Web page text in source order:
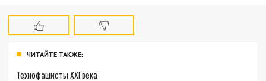
ЧИТАЙТЕ ТАКЖЕ:
Технофашисты XXI века